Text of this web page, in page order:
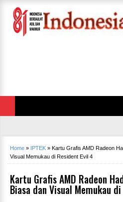
Home » IPTEK » Kartu Grafis AMD Radeon
Visual Memukau di Resident Evil 4
Kartu Grafis AMD Radeon
Biasa dan Visual Memukau